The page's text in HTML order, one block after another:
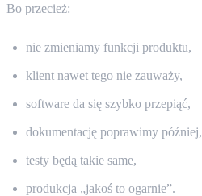
Bo przecież:
nie zmieniamy funkcji produktu,
klient nawet tego nie zauważy,
software da się szybko przepiąć,
dokumentację poprawimy później,
testy będą takie same,
produkcja „jakoś to ogarnie”.